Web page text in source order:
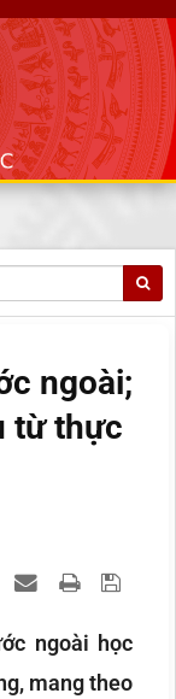
ngoài;
từ thực
ngoài học
mang theo